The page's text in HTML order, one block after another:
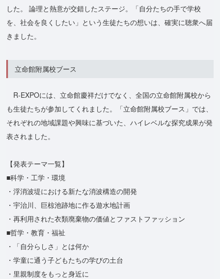
した。 論理と熱意が交錯したステージ。「自分たちの手で学校
を、社会を良くしたい」という生徒たちの想いは、確実に聴衆へ届
きました。
立命館附属校ブース
R-EXPOには、立命館慶祥だけでなく、全国の立命館附属校から
も生徒たちが参加してくれました。「立命館附属校ブース」では、
それぞれの地域課題や興味に基づいた、ハイレベルな探究成果が発
表されました。
【発表テーマ一覧】
■科学・工学・環境
・浮消波堤における新たな消波構造の開発
・宇治川、巨椋池跡地に作る遊水地計画
・再利用された衣類廃棄物の価値とファストファッション
■哲学・教育・福祉
・「自分らしさ」とは何か
・学童に通う子どもたちの学びの土台
・里親制度をもっと身近に